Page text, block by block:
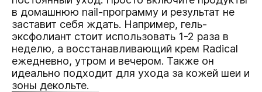
в домашнюю nail-программу и результат не
заставит себя ждать. Например, гель-
эксфолиант стоит использовать 1-2 раза в
неделю, а восстанавливающий крем Radical
ежедневно, утром и вечером. Также он
идеально подходит для ухода за кожей шеи и
зоны декольте.